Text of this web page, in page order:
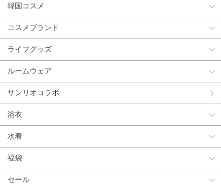
韓国コスメ
コスメブランド
ライフグッズ
ルームウェア
サンリオコラボ
浴衣
水着
福袋
セール